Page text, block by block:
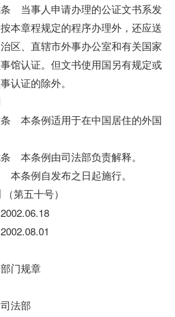
事人申请办理的公证文书系发
本章程规定的程序办理外，还应送
区、直辖市外事办公室和有关国家
馆认证。但文书使用国另有规定或
认证的除外。
条例适用于在中国居住的外国
条例由司法部负责解释。
例自发布之日起施行。
（第五十号）
门规章
法部